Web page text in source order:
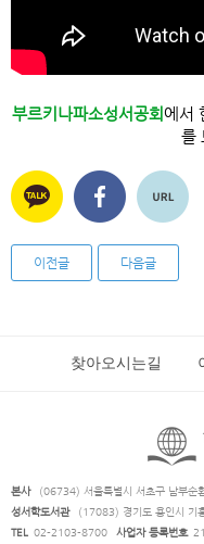
부르키나파소성서공회에서
를
이전글 다음글
찾아오시는길
본사
(06734) 서울특별시 서초구 남부순
성서학도서관
(17083) 경기도 용인시 기
TEL 02-2103-8700 사업자 등록번호